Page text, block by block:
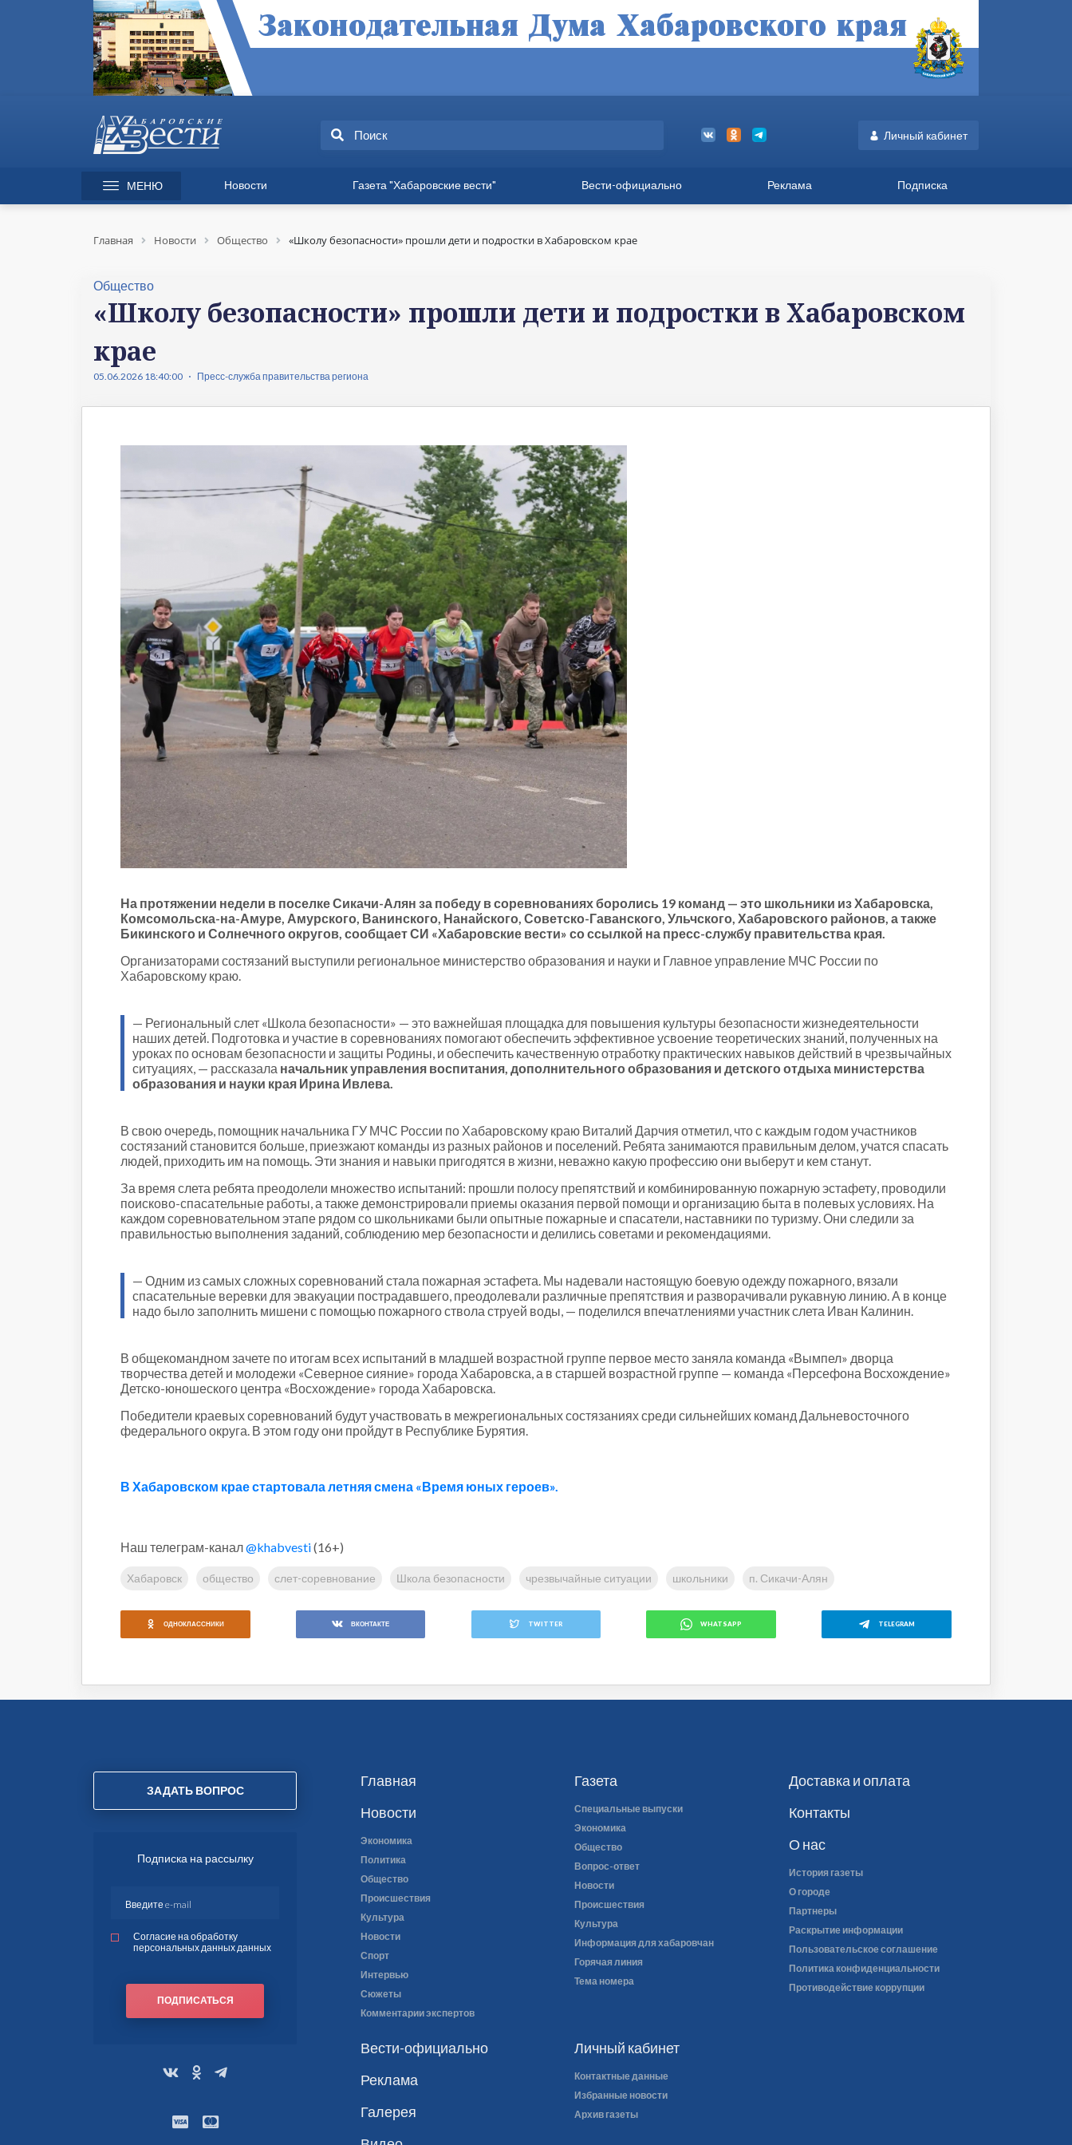
Личный кабинет
МЕНЮ Новости
Происшествия
Общество
Политика
Сюжеты
Интервью
Транспорт
Здравоохранение
Торговля
Образование
Местное самоуправление
Пульс города
Транспорт Хабаровска
Новости
Строительство и городская
Объясняем
Новогоднее
Духовность
Паводок-2021
Антифейк
Паводок-2022
Газета "Хабаровские вести"
Экономика
Информация для хабаровчан
Новости
Общество
Вести-официально Реклама Подписка
Главная Новости Общество «Школу безопасности» прошли дети и подростки в Хабаровском крае
Общество
«Школу безопасности» прошли дети и подростки в Хабаровском
крае
05.06.2026 18:40:00 Пресс-служба правительства региона
На протяжении недели в поселке Сикачи-Алян за победу в соревнованиях боролись 19 команд — это школьники из Хабаровска,
Комсомольска-на-Амуре, Амурского, Ванинского, Нанайского, Советско-Гаванского, Ульчского, Хабаровского районов, а также
Бикинского и Солнечного округов, сообщает СИ «Хабаровские вести» со ссылкой на пресс-службу правительства края.
Организаторами состязаний выступили региональное министерство образования и науки и Главное управление МЧС России по
Хабаровскому краю.
— Региональный слет «Школа безопасности» — это важнейшая площадка для повышения культуры безопасности жизнедеятельности
наших детей. Подготовка и участие в соревнованиях помогают обеспечить эффективное усвоение теоретических знаний, полученных на
уроках по основам безопасности и защиты Родины, и обеспечить качественную отработку практических навыков действий в чрезвычайных
ситуациях, — рассказала начальник управления воспитания, дополнительного образования и детского отдыха министерства
образования и науки края Ирина Ивлева.
В свою очередь, помощник начальника ГУ МЧС России по Хабаровскому краю Виталий Дарчия отметил, что с каждым годом участников
состязаний становится больше, приезжают команды из разных районов и поселений. Ребята занимаются правильным делом, учатся спасать
людей, приходить им на помощь. Эти знания и навыки пригодятся в жизни, неважно какую профессию они выберут и кем станут.
За время слета ребята преодолели множество испытаний: прошли полосу препятствий и комбинированную пожарную эстафету, проводили
поисково-спасательные работы, а также демонстрировали приемы оказания первой помощи и организацию быта в полевых условиях. На
каждом соревновательном этапе рядом со школьниками были опытные пожарные и спасатели, наставники по туризму. Они следили за
правильностью выполнения заданий, соблюдению мер безопасности и делились советами и рекомендациями.
— Одним из самых сложных соревнований стала пожарная эстафета. Мы надевали настоящую боевую одежду пожарного, вязали
спасательные веревки для эвакуации пострадавшего, преодолевали различные препятствия и разворачивали рукавную линию. А в конце
надо было заполнить мишени с помощью пожарного ствола струей воды, — поделился впечатлениями участник слета Иван Калинин.
В общекомандном зачете по итогам всех испытаний в младшей возрастной группе первое место заняла команда «Вымпел» дворца
творчества детей и молодежи «Северное сияние» города Хабаровска, а в старшей возрастной группе — команда «Персефона Восхождение»
Детско-юношеского центра «Восхождение» города Хабаровска.
Победители краевых соревнований будут участвовать в межрегиональных состязаниях среди сильнейших команд Дальневосточного
федерального округа. В этом году они пройдут в Республике Бурятия.
В Хабаровском крае стартовала летняя смена «Время юных героев».
Наш телеграм-канал@khabvesti(16+)
Хабаровск общество слет-соревнование Школа безопасности чрезвычайные ситуации школьники п. Сикачи-Алян
ОДНОКЛАССНИКИ ВКОНТАКТЕ TWITTER WHATSAPP TELEGRAM
Личный кабинет
Контактные данные
Избранные новости
Архив газеты
Главная
Новости
Экономика
Политика
Общество
Происшествия
Культура
Новости
Спорт
Интервью
Сюжеты
Комментарии экспертов
Газета
Специальные выпуски
Экономика
Общество
Вопрос-ответ
Новости
Происшествия
Культура
Информация для хабаровчан
Горячая линия
Тема номера
Доставка и оплата
Контакты
О нас
История газеты
О городе
Партнеры
Раскрытие информации
Пользовательское соглашение
Политика конфиденциальности
Противодействие коррупции
Вести-официально
Реклама
Галерея
ЗАДАТЬ ВОПРОС
Подписка на рассылку
Согласие на обработку
персональных данных данных
ПОДПИСАТЬСЯ